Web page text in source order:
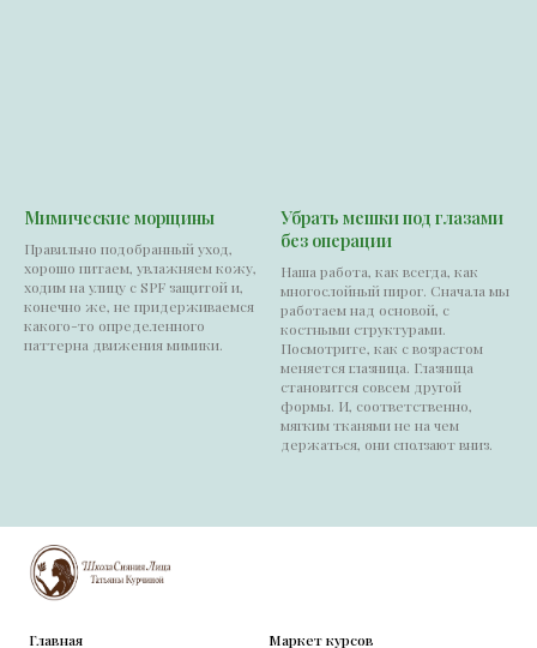
Мимические морщины
Правильно подобранный уход,
хорошо питаем, увлажняем кожу,
ходим на улицу с SPF защитой и,
конечно же, не придерживаемся
какого-то определенного
паттерна движения мимики.
Убрать мешки под глазами
без операции
Наша работа, как всегда, как
многослойный пирог. Сначала мы
работаем над основой, с
костными структурами.
Посмотрите, как с возрастом
меняется глазница. Глазница
становится совсем другой
формы. И, соответственно,
мягким тканями не на чем
держаться, они сползают вниз.
Главная Маркет курсов